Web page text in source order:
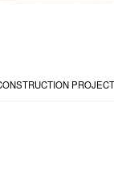
PROJECT